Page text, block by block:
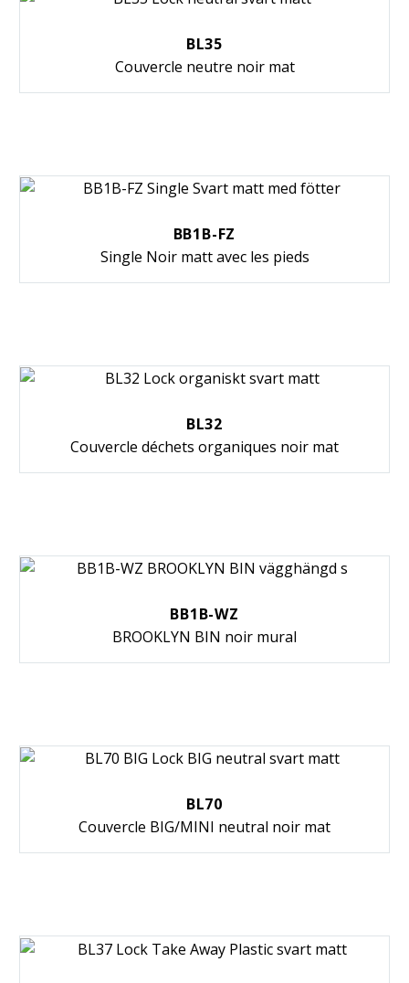
BL35
Couvercle neutre noir mat
BB1B-FZ
Single Noir matt avec les pieds
BL32
Couvercle déchets organiques noir mat
BB1B-WZ
BROOKLYN BIN noir mural
BL70
Couvercle BIG/MINI neutral noir mat